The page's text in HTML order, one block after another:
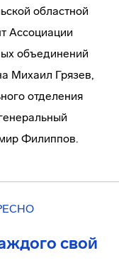
областной
Ассоциации
объединений
Михаил Грязев,
отделения
Филиппов.
свой